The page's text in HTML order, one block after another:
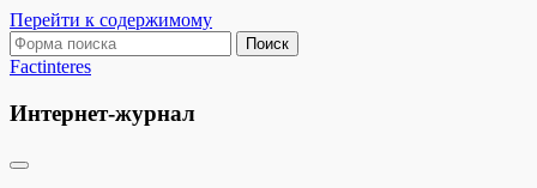
Перейти к содержимому
Поиск:
Factinteres
Интернет-журнал